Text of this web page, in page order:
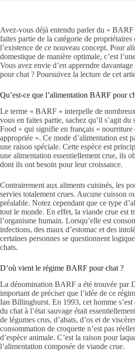
Avez-vous déjà entendu parler du « BARF
faites partie de la catégorie de
l’existence de ce nouveau concept. Pour
domestique de manière optimale, c’est
Vous avez envie d’en apprendre
pour chat ? Poursuivez la lecture de cet
Qu’est-ce que l’alimentation BARF pour
Le terme « BARF » interpelle de
vous en faites partie, sachez qu’il s’agit
Food » qui signifie en français «
appropriée ». Ce mode d’alimentation est
une raison spéciale. Cette espèce est
une alimentation essentiellement crue, ils
dont ils ont besoin pour leur croissance.
Contrairement aux aliments cuisinés, les
servies totalement crues. Aucune cuisson
préalable. Notez cependant que ce type
tout le monde. En effet, la viande crue est
l’organisme humain. Lorsqu’elle est
infections, des maux d’estomac et des
certaines personnes se questionnent
chats.
D’où vient le régime BARF pour chat ?
La dénomination BARF a été trouvée par
important de préciser que l’idée de ce
Ian Billinghurst. En 1993, cet homme s’est
du chat à l’état sauvage était
de légumes crus, d’abats, d’os et de
consommation de croquette n’est pas
d’espèce animale. C’est la raison pour
l’alimentation composée de viande crue.